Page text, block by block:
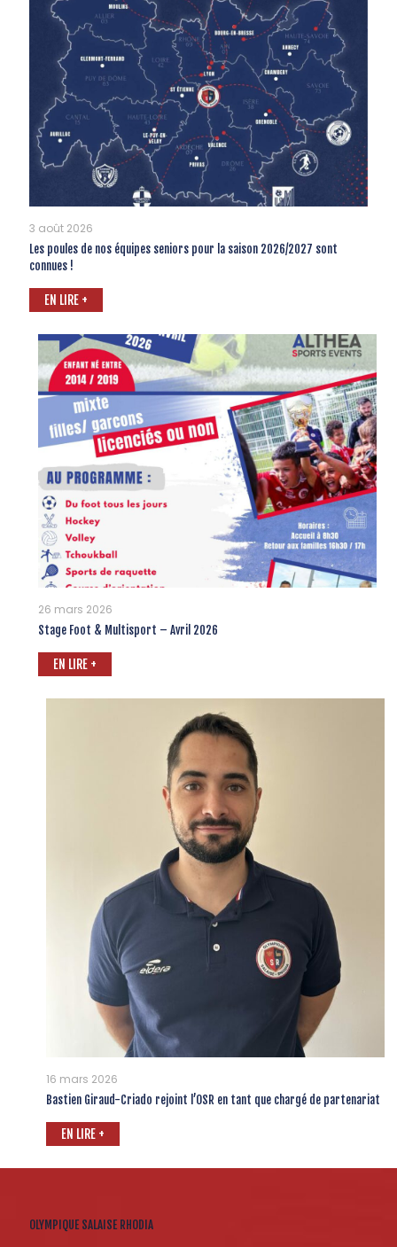
3 août 2026
Les poules de nos équipes seniors pour la saison 2026/2027 sont
connues !
EN LIRE +
26 mars 2026
Stage Foot & Multisport – Avril 2026
EN LIRE +
16 mars 2026
Bastien Giraud-Criado rejoint l’OSR en tant que chargé de partenariat
EN LIRE +
OLYMPIQUE SALAISE RHODIA